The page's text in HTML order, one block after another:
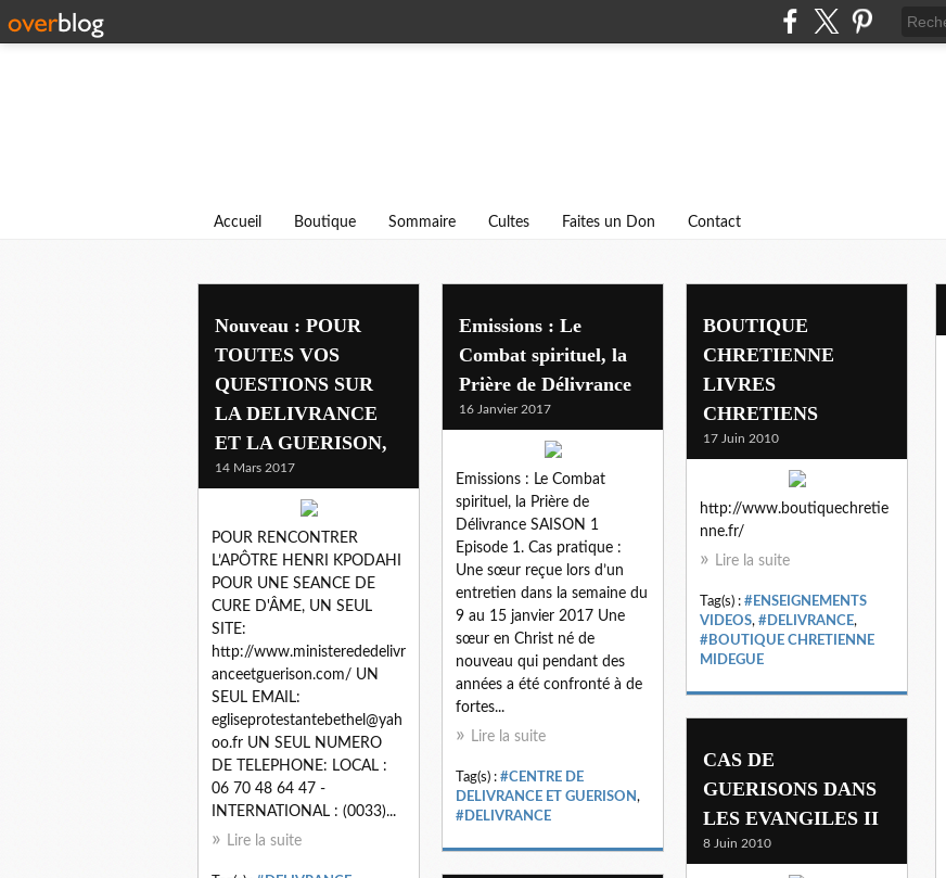
Accueil Boutique Sommaire Cultes Faites un Don Contact
delivrance
Nouveau : POUR
TOUTES VOS
QUESTIONS SUR
LA DELIVRANCE
ET LA GUERISON,
14 Mars 2017
POUR RENCONTRER
L’APÔTRE HENRI KPODAHI
POUR UNE SEANCE DE
CURE D'ÂME, UN SEUL
SITE:
http://www.ministerededelivr
anceetguerison.com/ UN
SEUL EMAIL:
egliseprotestantebethel@yah
oo.fr UN SEUL NUMERO
DE TELEPHONE: LOCAL :
06 70 48 64 47 -
INTERNATIONAL : (0033)...
Lire la suite
Emissions : Le
Combat spirituel, la
Prière de Délivrance
16 Janvier 2017
Emissions : Le Combat
spirituel, la Prière de
Délivrance SAISON 1
Episode 1. Cas pratique :
Une sœur reçue lors d’un
entretien dans la semaine du
9 au 15 janvier 2017 Une
sœur en Christ né de
nouveau qui pendant des
années a été confronté à de
fortes...
Lire la suite
Tag(s) : #CENTRE DE
DELIVRANCE ET GUERISON,
#DELIVRANCE
BOUTIQUE
CHRETIENNE
LIVRES
CHRETIENS
17 Juin 2010
http://www.boutiquechretie
nne.fr/
Lire la suite
Tag(s) : #ENSEIGNEMENTS
VIDEOS, #DELIVRANCE,
#BOUTIQUE CHRETIENNE
MIDEGUE
CAS DE
GUERISONS DANS
LES EVANGILES II
8 Juin 2010